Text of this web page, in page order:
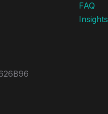
FAQ
Insights